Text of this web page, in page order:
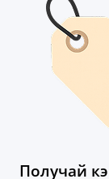
Получай